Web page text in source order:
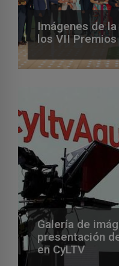
Imágenes de
los VII Premios
Galería de
presentación
en CyLTV